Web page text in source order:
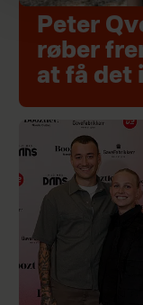
Peter
røber
at få det